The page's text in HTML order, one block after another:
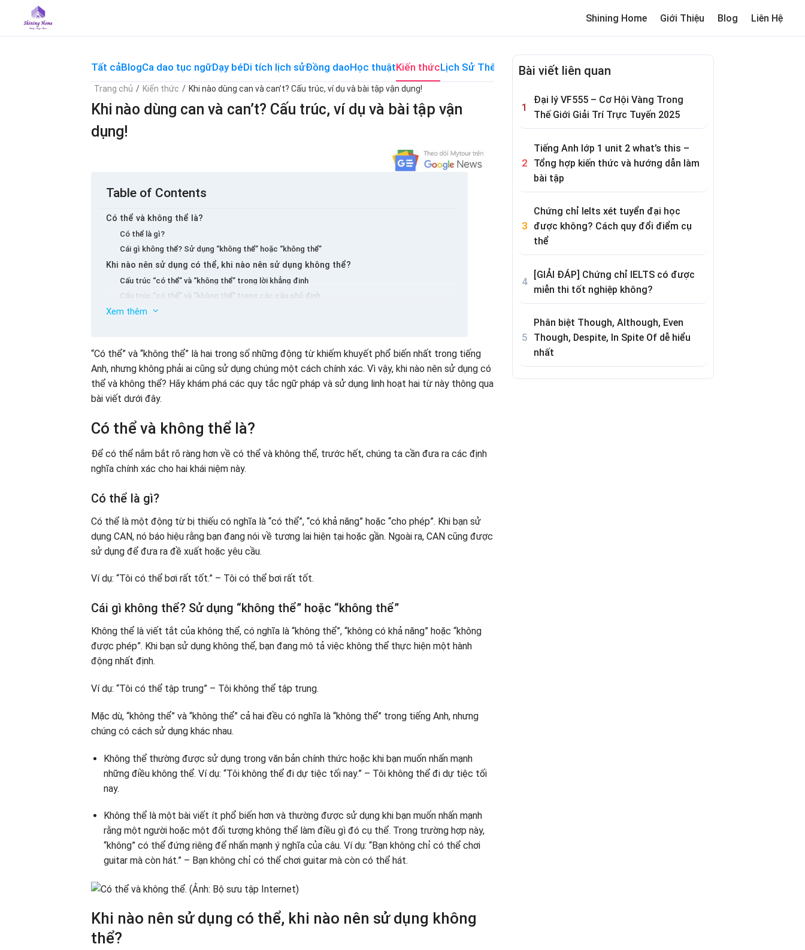
content
Shining Home Giới Thiệu Blog Liên Hệ
Tất cảBlogCa dao tục ngữDạy béDi tích lịch sửĐồng daoHọc thuậtKiến thứcLịch Sử Thế Giới MemeReview trường cho bé
Trang chủ / Kiến thức / Khi nào dùng can và can’t? Cấu trúc, ví dụ và bài tập vận dụng!
Khi nào dùng can và can’t? Cấu trúc, ví dụ và bài tập vận
dụng!
Table of Contents
Có thể và không thể là?
Có thể là gì?
Cái gì không thể? Sử dụng “không thể” hoặc “không thể”
Khi nào nên sử dụng có thể, khi nào nên sử dụng không thể?
Cấu trúc “có thể” và “không thể” trong lời khẳng định
Cấu trúc “có thể” và “không thể” trong các câu phủ định
Cấu trúc “có thể” và “không thể” trong câu hỏi
Một số ghi chú khi sử dụng có thể và không thể cấu trúc
Tập thể dục khi sử dụng có thể và không thể bằng tiếng Anh (có câu trả lời)
Shining Home – Gia đình Anh Ngữ – Một lộ trình học tập tiếng Anh toàn diện, linh hoạt
Xem thêm
“Có thể” và “không thể” là hai trong số những động từ khiếm khuyết phổ biến nhất trong tiếng
Anh, nhưng không phải ai cũng sử dụng chúng một cách chính xác. Vì vậy, khi nào nên sử dụng có
thể và không thể? Hãy khám phá các quy tắc ngữ pháp và sử dụng linh hoạt hai từ này thông qua
bài viết dưới đây.
Có thể và không thể là?
Để có thể nắm bắt rõ ràng hơn về có thể và không thể, trước hết, chúng ta cần đưa ra các định
nghĩa chính xác cho hai khái niệm này.
Có thể là gì?
Có thể là một động từ bị thiếu có nghĩa là “có thể”, “có khả năng” hoặc “cho phép”. Khi bạn sử
dụng CAN, nó báo hiệu rằng bạn đang nói về tương lai hiện tại hoặc gần. Ngoài ra, CAN cũng được
sử dụng để đưa ra đề xuất hoặc yêu cầu.
Ví dụ: “Tôi có thể bơi rất tốt.” – Tôi có thể bơi rất tốt.
Cái gì không thể? Sử dụng “không thể” hoặc “không thể”
Không thể là viết tắt của không thể, có nghĩa là “không thể”, “không có khả năng” hoặc “không
được phép”. Khi bạn sử dụng không thể, bạn đang mô tả việc không thể thực hiện một hành
động nhất định.
Ví dụ: “Tôi có thể tập trung” – Tôi không thể tập trung.
Mặc dù, “không thể” và “không thể” cả hai đều có nghĩa là “không thể” trong tiếng Anh, nhưng
chúng có cách sử dụng khác nhau.
Không thể thường được sử dụng trong văn bản chính thức hoặc khi bạn muốn nhấn mạnh
những điều không thể. Ví dụ: “Tôi không thể đi dự tiệc tối nay.” – Tôi không thể đi dự tiệc tối
nay.
Không thể là một bài viết ít phổ biến hơn và thường được sử dụng khi bạn muốn nhấn mạnh
rằng một người hoặc một đối tượng không thể làm điều gì đó cụ thể. Trong trường hợp này,
“không” có thể đứng riêng để nhấn mạnh ý nghĩa của câu. Ví dụ: “Bạn không chỉ có thể chơi
guitar mà còn hát.” – Bạn không chỉ có thể chơi guitar mà còn có thể hát.
Khi nào nên sử dụng có thể, khi nào nên sử dụng không
thể?
Bài viết liên quan
Đại lý VF555 – Cơ Hội Vàng Trong
Thế Giới Giải Trí Trực Tuyến 2025
Tiếng Anh lớp 1 unit 2 what’s this –
Tổng hợp kiến thức và hướng dẫn làm
bài tập
Chứng chỉ Ielts xét tuyển đại học
được không? Cách quy đổi điểm cụ
thể
[GIẢI ĐÁP] Chứng chỉ IELTS có được
miễn thi tốt nghiệp không?
Phân biệt Though, Although, Even
Though, Despite, In Spite Of dễ hiểu
nhất